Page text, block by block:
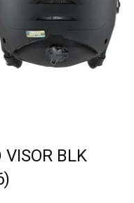
VISOR BLK